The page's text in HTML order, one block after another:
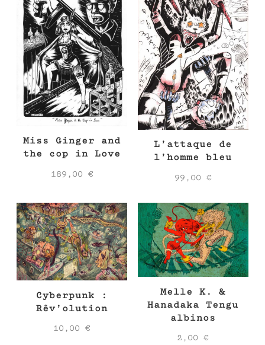
Miss Ginger and
the cop in Love
189,00 €
L’attaque de
l’homme bleu
99,00 €
Cyberpunk :
Rêv’olution
10,00€
Melle K. &
Hanadaka Tengu
albinos
2,00€